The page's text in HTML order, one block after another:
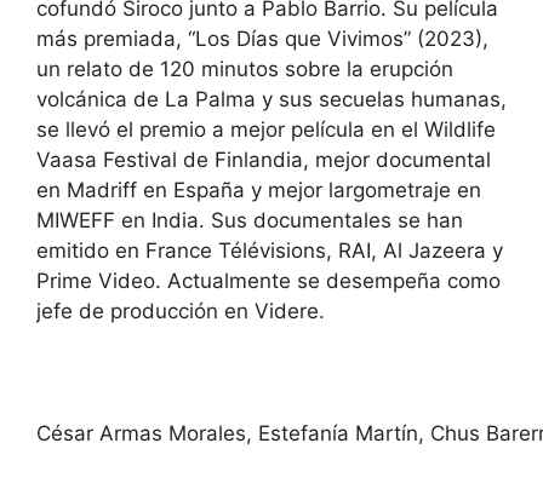
cofundó Siroco junto a Pablo Barrio. Su película
más premiada, “Los Días que Vivimos” (2023),
un relato de 120 minutos sobre la erupción
volcánica de La Palma y sus secuelas humanas,
se llevó el premio a mejor película en el Wildlife
Vaasa Festival de Finlandia, mejor documental
en Madriff en España y mejor largometraje en
MIWEFF en India. Sus documentales se han
emitido en France Télévisions, RAI, Al Jazeera y
Prime Video. Actualmente se desempeña como
jefe de producción en Videre.
César Armas Morales, Estefanía Martín, Chus